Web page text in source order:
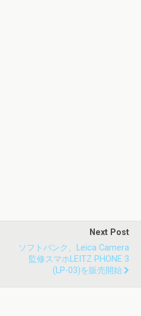
Next Post
ソフトバンク、Leica Camera
監修スマホLEITZ PHONE 3
(LP-03)を販売開始